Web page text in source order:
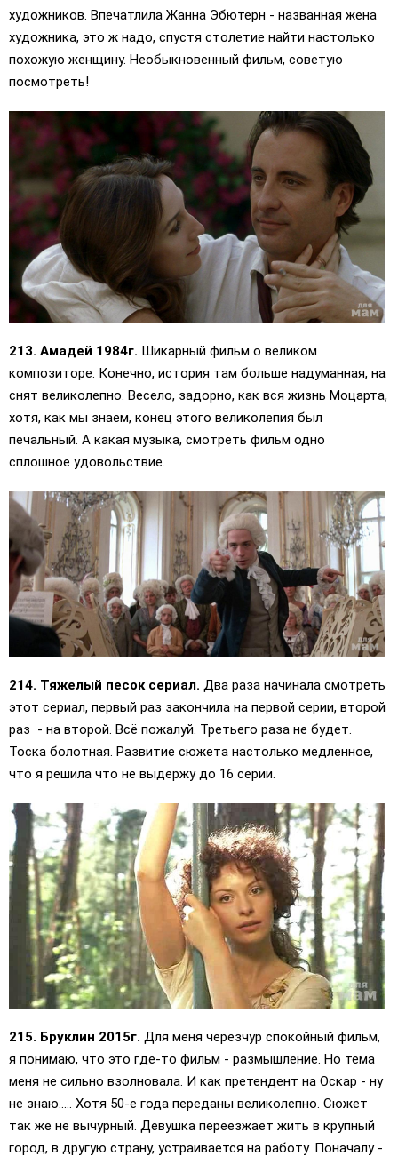
художников. Впечатлила Жанна Эбютерн - названная жена
художника, это ж надо, спустя столетие найти настолько
похожую женщину. Необыкновенный фильм, советую
посмотреть!
213. Амадей 1984г. Шикарный фильм о великом
композиторе. Конечно, история там больше надуманная, на
снят великолепно. Весело, задорно, как вся жизнь Моцарта,
хотя, как мы знаем, конец этого великолепия был
печальный. А какая музыка, смотреть фильм одно
сплошное удовольствие.
214. Тяжелый песок сериал. Два раза начинала смотреть
этот сериал, первый раз закончила на первой серии, второй
раз - на второй. Всё пожалуй. Третьего раза не будет.
Тоска болотная. Развитие сюжета настолько медленное,
что я решила что не выдержу до 16 серии.
215. Бруклин 2015г. Для меня черезчур спокойный фильм,
я понимаю, что это где-то фильм - размышление. Но тема
меня не сильно взолновала. И как претендент на Оскар - ну
не знаю..... Хотя 50-е года переданы великолепно. Сюжет
так же не вычурный. Девушка переезжает жить в крупный
город, в другую страну, устраивается на работу. Поначалу -